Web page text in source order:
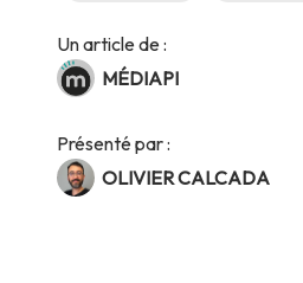
Un article de :
MÉDIAPI
Présenté par :
OLIVIER CALCADA